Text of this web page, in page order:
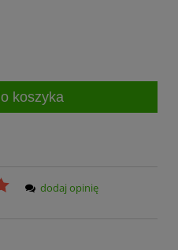
koszyka
dodaj opinię